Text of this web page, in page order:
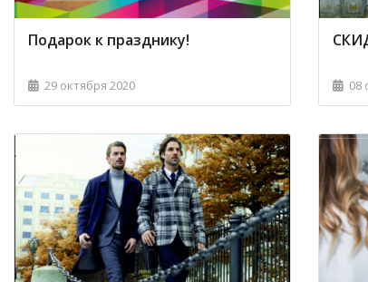
Подарок к празднику!
29 октября 2020 08